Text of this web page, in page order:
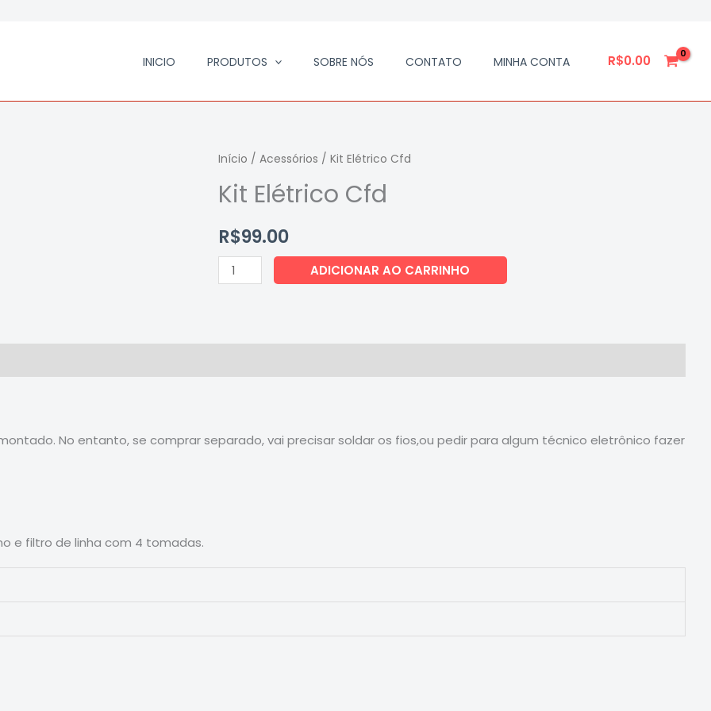
INICIO PRODUTOS SOBRE NÓS CONTATO MINHA CONTA R$0.00
Início /Acessórios / Kit Elétrico Cfd
Kit Elétrico Cfd
R$99.00
Kit
Elétrico
Cfd
ADICIONAR AO CARRINHO
No entanto, se comprar separado, vai precisar soldar os fios,ou pedir para algum técnico eletrônico fazer
e filtro de linha com 4 tomadas.